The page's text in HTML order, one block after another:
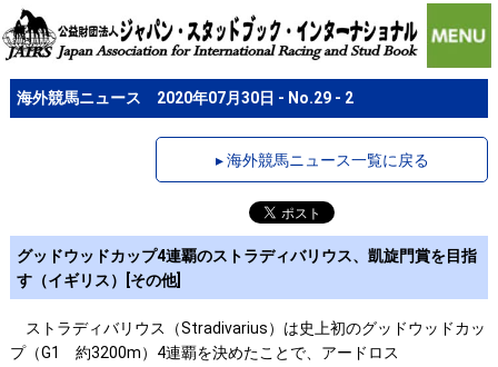
海外競馬ニュース 2020年07月30日 - No.29 - 2
▸ 海外競馬ニュース一覧に戻る
グッドウッドカップ4連覇のストラディバリウス、凱旋門賞を目指
す（イギリス）[その他]
ストラディバリウス（Stradivarius）は史上初のグッドウッドカッ
プ（G1 約3200m）4連覇を決めたことで、アードロス